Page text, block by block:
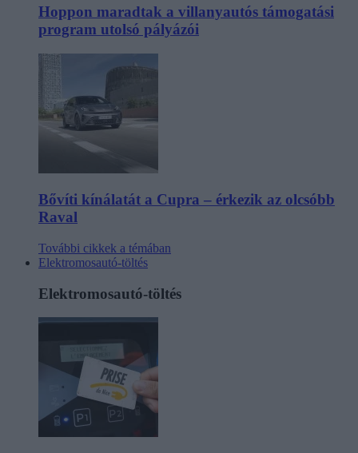
Hoppon maradtak a villanyautós támogatási
program utolsó pályázói
Bővíti kínálatát a Cupra – érkezik az olcsóbb
Raval
További cikkek a témában
Elektromosautó-töltés
Elektromosautó-töltés